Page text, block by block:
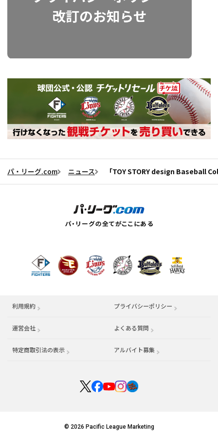
パ・リーグ.com ニュース 「TOY STORY design Baseball
利用規約 プライバシーポリシー
運営会社 （別ウィンドウで開く） よくある質問
特定商取引法の表示 アルバイト募集 （別ウィンドウで開く
© 2026 Pacific League Marketing